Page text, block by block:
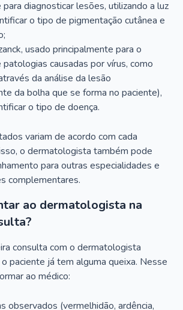
diagnosticar lesões, utilizando a luz
o tipo de pigmentação cutânea e
usado principalmente para o
causadas por vírus, como
da análise da lesão
da bolha que se forma no paciente),
o tipo de doença.
variam de acordo com cada
o dermatologista também pode
para outras especialidades e
complementares.
ao dermatologista na
consulta com o dermatologista
paciente já tem alguma queixa. Nesse
ao médico:
observados (vermelhidão, ardência,